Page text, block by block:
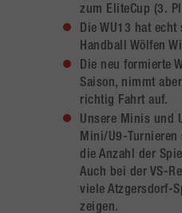
zum EliteCup (3.
Die WU13 hat
Handball Wölfen
Die neu formierte
Saison, nimmt
richtig Fahrt auf.
Unsere Minis und
Mini/U9-Turnieren
die Anzahl der
Auch bei der VS-
viele Atzgersdorf-
zeigen.